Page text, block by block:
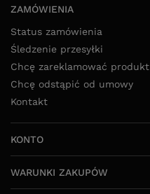
ZAMÓWIENIA
Status zamówienia
Śledzenie przesyłki
Chcę zareklamować produkt
Chcę odstąpić od umowy
Kontakt
KONTO
WARUNKI ZAKUPÓW